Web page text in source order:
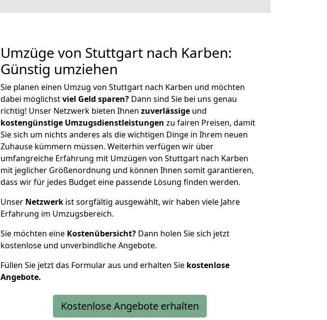
Umzüge von Stuttgart nach Karben:
Günstig umziehen
Sie planen einen Umzug von Stuttgart nach Karben und möchten
dabei möglichstviel Geld sparen? Dann sind Sie bei uns genau
richtig! Unser Netzwerk bieten Ihnen zuverlässige und
kostengünstige Umzugsdienstleistungen zu fairen Preisen, damit
Sie sich um nichts anderes als die wichtigen Dinge in Ihrem neuen
Zuhause kümmern müssen. Weiterhin verfügen wir über
umfangreiche Erfahrung mit Umzügen von Stuttgart nach Karben
mit jeglicher Größenordnung und können Ihnen somit garantieren,
dass wir für jedes Budget eine passende Lösung finden werden.
Unser Netzwerk ist sorgfältig ausgewählt, wir haben viele Jahre
Erfahrung im Umzugsbereich.
Sie möchten eine Kostenübersicht? Dann holen Sie sich jetzt
kostenlose und unverbindliche Angebote.
Füllen Sie jetzt das Formular aus und erhalten Sie kostenlose
Angebote.
Kostenlose Angebote erhalten